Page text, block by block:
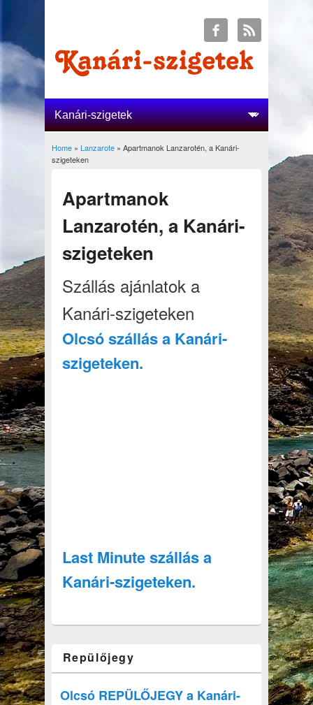
You are here
Home» Lanzarote» Apartmanok Lanzarotén, a Kanári-
szigeteken
Apartmanok
Lanzarotén, a Kanári-
szigeteken
Szállás ajánlatok a
Kanári-szigeteken
Olcsó szállás a Kanári-
szigeteken.
Last Minute szállás a
Kanári-szigeteken.
Repülőjegy
Olcsó REPÜLŐJEGY a Kanári-